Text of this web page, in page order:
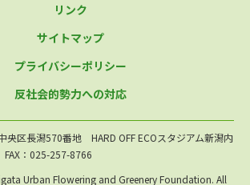
リンク
サイトマップ
プライバシーポリシー
反社会的勢力への対応
区長潟570番地 HARD OFF ECOスタジアム新潟内
：025-257-8766
Urban Flowering and Greenery Foundation. All